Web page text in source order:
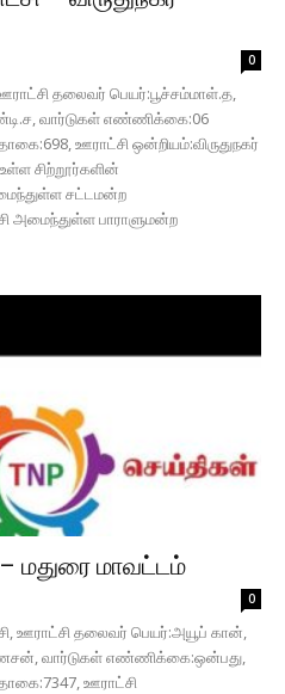
0
தலைவர் பெயர்:பூச்சம்மாள்.த,
வார்டுகள் எண்ணிக்கை:06
ஊராட்சி ஒன்றியம்:விருதுநகர்
சிற்றூர்களின்
சட்டமன்ற
அமைந்துள்ள பாராளுமன்ற
மதுரை மாவட்டம்
0
ஊராட்சி தலைவர் பெயர்:அயூப் கான்,
வார்டுகள் எண்ணிக்கை:ஒன்பது,
ஊராட்சி